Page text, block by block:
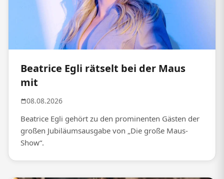
Beatrice Egli rätselt bei der Maus
mit
08.08.2026
Beatrice Egli gehört zu den prominenten Gästen der
großen Jubiläumsausgabe von „Die große Maus-
Show“.